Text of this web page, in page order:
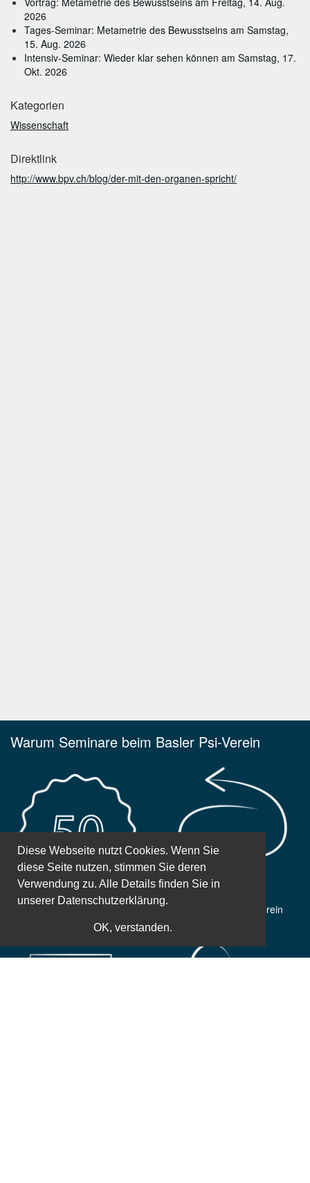
Diese Webseite nutzt Cookies. Wenn Sie
diese Seite nutzen, stimmen Sie deren
Verwendung zu. Alle Details finden Sie in
unserer Datenschutzerklärung.
OK, verstanden.
2026
Tages-Seminar: Metametrie des Bewusstseins am Samstag,
15. Aug. 2026
Intensiv-Seminar: Wieder klar sehen können am Samstag, 17.
Okt. 2026
Kategorien
Wissenschaft
Direktlink
http://www.bpv.ch/blog/der-mit-den-organen-spricht/
Warum Seminare beim Basler Psi-Verein
Gemeinnütziger Verein